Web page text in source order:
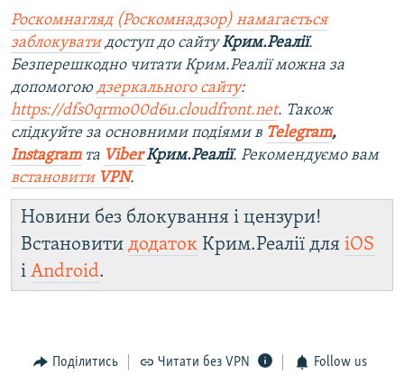
Роскомнагляд (Роскомнадзор) намагається
заблокуватидоступ до сайтуКрим.Реалії.
Безперешкодно читати Крим.Реалії можна за
допомогою дзеркального сайту:
https://dfs0qrmo00d6u.cloudfront.net. Також
слідкуйте за основними подіями в Telegram,
Instagramта ViberКрим.Реалії. Рекомендуємо вам
встановити VPN.
Новини без блокування і цензури!
Встановити додаток Крим.Реалії для iOS
і Android.
Поділитись Читати без VPN Follow us